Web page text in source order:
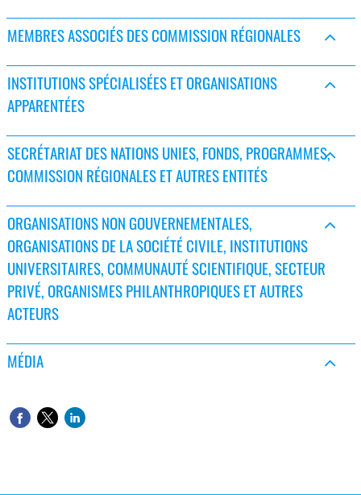
MEMBRES ASSOCIÉS DES COMMISSION RÉGIONALES
INSTITUTIONS SPÉCIALISÉES ET ORGANISATIONS
APPARENTÉES
SECRÉTARIAT DES NATIONS UNIES, FONDS, PROGRAMMES,
COMMISSION RÉGIONALES ET AUTRES ENTITÉS
ORGANISATIONS NON GOUVERNEMENTALES,
ORGANISATIONS DE LA SOCIÉTÉ CIVILE, INSTITUTIONS
UNIVERSITAIRES, COMMUNAUTÉ SCIENTIFIQUE, SECTEUR
PRIVÉ, ORGANISMES PHILANTHROPIQUES ET AUTRES
ACTEURS
MÉDIA